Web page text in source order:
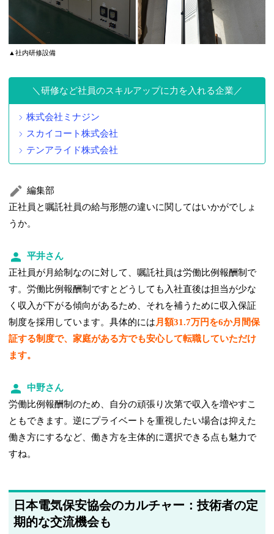
▲社内研修設備
研修など社員のスキルアップに力を入れる企業
株式会社ミナジン
スカイコート株式会社
テンアライド株式会社
編集部
正社員と嘱託社員の給与形態の違いに関してはいかがでしょ
うか。
平井さん
正社員が月給制なのに対して、嘱託社員は労働比例報酬制で
す。労働比例報酬制ですとどうしても入社直後は担当が少な
く収入が下がる傾向があるため、それを補うために収入保証
制度を採用しています。具体的には 月額31.7万円を6か月間保
証する制度で、家庭がある方でも安心して転職していただけ
ます。
中野さん
労働比例報酬制のため、自分の頑張り次第で収入を増やすこ
ともできます。逆にプライベートを重視したい場合は抑えた
働き方にするなど、働き方を主体的に選択できる点も魅力で
すね。
日本電気保安協会のカルチャー：技術者の定
期的な交流機会も